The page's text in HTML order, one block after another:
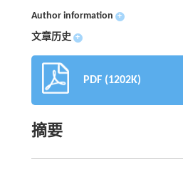
Author information +
文章历史 +
PDF (1202K)
摘要